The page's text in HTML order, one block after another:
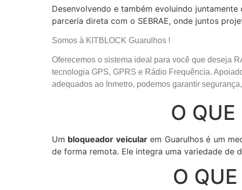
Desenvolvendo e também evoluindo
parceria direta com o SEBRAE, onde juntos
Somos à KITBLOCK Guarulhos !
Oferecemos o sistema ideal para você que deseja
tecnologia GPS, GPRS e Rádio Frequência.
adequados ao Inmetro, podemos garantir
O
Um bloqueador veicularem Guarulhos é um
de forma remota. Ele integra uma variedade de
O